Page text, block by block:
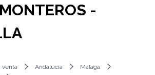
-
venta Andalucía
Málaga